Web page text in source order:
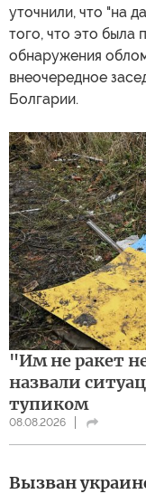
уточнили, что "на
того, что это была
обнаружения
внеочередное
Болгарии.
"Им не ракет
назвали
тупиком
08.08.2026
Вызван